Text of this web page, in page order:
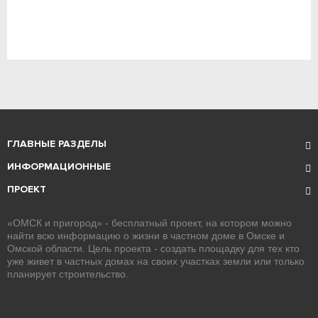
ГЛАВНЫЕ РАЗДЕЛЫ
ИНФОРМАЦИОННЫЕ
ПРОЕКТ
«ОМСК и пригород» - бесплатный проект, на котором можно
найти всю информацию о жизни в частном доме в Омске и
Омской области. Цель проекта - создать площадку для тех кто
уже живет в частных домах на своих участках земли или только
планирует строительство.